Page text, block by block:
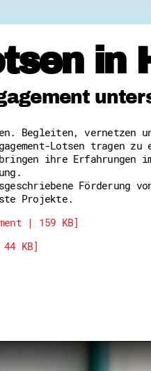
- Viele
engagiert - Digitale
Hessen
dich schlau
Pakt
Lotsen in Hessen
und
+
& Fortbildung
in
Begleiten, vernetzen
Lotsen tragen
ihre Erfahrungen
Förderung
Projekte.
| 159 KB]
KB]